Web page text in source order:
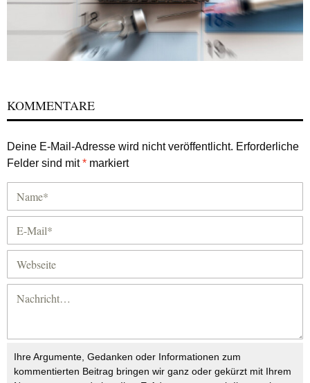
KOMMENTARE
Deine E-Mail-Adresse wird nicht veröffentlicht. Erforderliche
Felder sind mit* markiert
Ihre Argumente, Gedanken oder Informationen zum
kommentierten Beitrag bringen wir ganz oder gekürzt mit Ihrem